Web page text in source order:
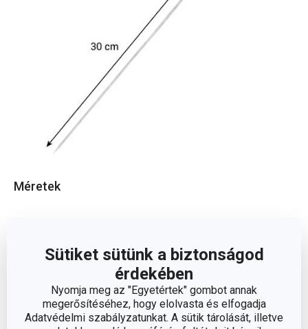
Sütiket sütünk a biztonságod
érdekében
Nyomja meg az "Egyetértek" gombot annak
megerősítéséhez, hogy elolvasta és elfogadja
Adatvédelmi szabályzatunkat. A sütik tárolását, illetve
Méretek
Egyéb paraméterek
ANYAG bambusz